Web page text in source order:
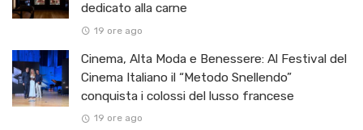
dedicato alla carne
19 ore ago
Cinema, Alta Moda e Benessere: Al Festival del
Cinema Italiano il “Metodo Snellendo”
conquista i colossi del lusso francese
19 ore ago